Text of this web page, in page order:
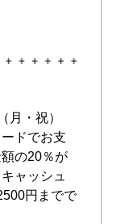
月・祝）
ドでお支
の20％が
ャッシュ
円までで